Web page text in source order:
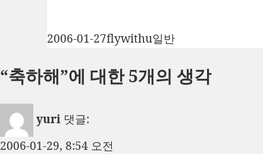
작
일
2006-01-27글
이
flywithu카
고
일반
“축하해”에 대한 5개의 생각
yuri 댓글:
2006-01-29, 8:54 오전